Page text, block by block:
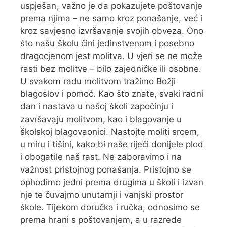
uspješan, važno je da pokazujete poštovanje
prema njima – ne samo kroz ponašanje, već i
kroz savjesno izvršavanje svojih obveza. Ono
što našu školu čini jedinstvenom i posebno
dragocjenom jest molitva. U vjeri se ne može
rasti bez molitve – bilo zajedničke ili osobne.
U svakom radu molitvom tražimo Božji
blagoslov i pomoć. Kao što znate, svaki radni
dan i nastava u našoj školi započinju i
završavaju molitvom, kao i blagovanje u
školskoj blagovaonici. Nastojte moliti srcem,
u miru i tišini, kako bi naše riječi donijele plod
i obogatile naš rast. Ne zaboravimo i na
važnost pristojnog ponašanja. Pristojno se
ophodimo jedni prema drugima u školi i izvan
nje te čuvajmo unutarnji i vanjski prostor
škole. Tijekom doručka i ručka, odnosimo se
prema hrani s poštovanjem, a u razrede